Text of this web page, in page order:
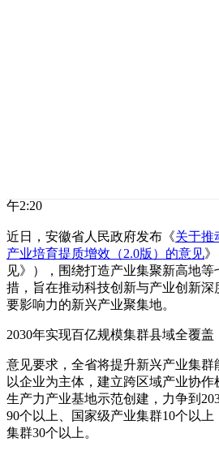
午2:20
近日，安徽省人民政府发布《关于推
产业培育提质增效（2.0版）的意见
见》），围绕打造产业集聚新高地
措，旨在推动科技创新与产业创新
要影响力的新兴产业聚集地。
2030年实现百亿规模集群县域全覆盖
意见要求，全省将提升新兴产业集群
以企业为主体，建立跨区域产业协
生产力产业基地示范创建，力争到
90个以上、国家级产业集群10个以
集群30个以上。